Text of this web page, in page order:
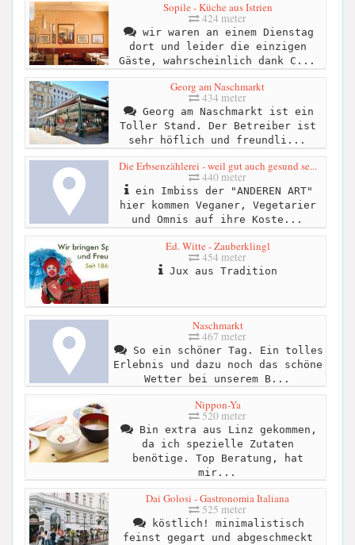
Sopile - Küche aus Istrien
424 meter
wir waren an einem Dienstag
dort und leider die einzigen
Gäste, wahrscheinlich dank C...
Georg am Naschmarkt
434 meter
Georg am Naschmarkt ist ein
Toller Stand. Der Betreiber ist
sehr höflich und freundli...
Die Erbsenzählerei - weil gut auch gesund se...
440 meter
ein Imbiss der "ANDEREN ART"
hier kommen Veganer, Vegetarier
und Omnis auf ihre Koste...
Ed. Witte - Zauberklingl
454 meter
Jux aus Tradition
Naschmarkt
467 meter
So ein schöner Tag. Ein tolles
Erlebnis und dazu noch das schöne
Wetter bei unserem B...
Nippon-Ya
520 meter
Bin extra aus Linz gekommen,
da ich spezielle Zutaten
benötige. Top Beratung, hat
mir...
Dai Golosi - Gastronomia Italiana
525 meter
köstlich! minimalistisch
feinst gegart und abgeschmeckt